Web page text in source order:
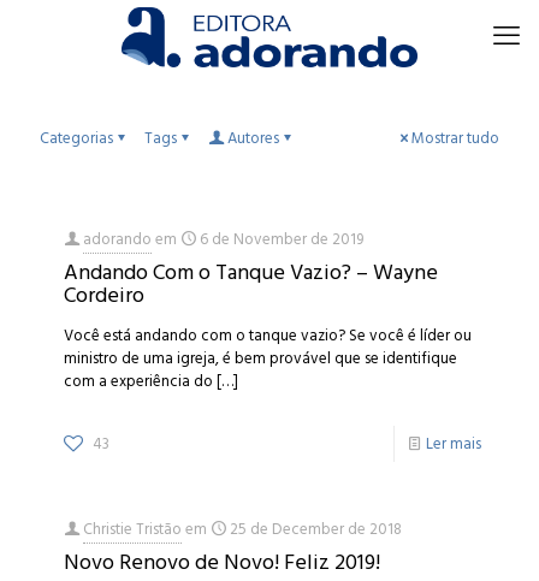
Categorias Tags Autores Mostrar tudo
adorandoem 6 de November de 2019
Andando Com o Tanque Vazio? – Wayne
Cordeiro
Você está andando com o tanque vazio? Se você é líder ou
ministro de uma igreja, é bem provável que se identifique
com a experiência do[…]
43 Ler mais
Christie Tristãoem 25 de December de 2018
Novo Renovo de Novo! Feliz 2019!